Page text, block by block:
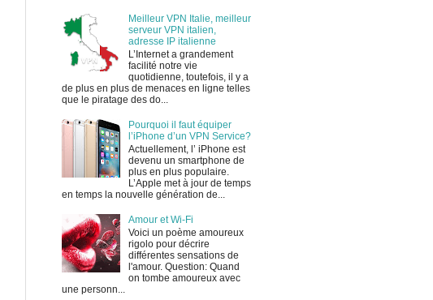
Meilleur VPN Italie, meilleur
serveur VPN italien,
adresse IP italienne
L’Internet a grandement
facilité notre vie
quotidienne, toutefois, il y a
de plus en plus de menaces en ligne telles
que le piratage des do...
Pourquoi il faut équiper
l’iPhone d’un VPN Service?
Actuellement, l’ iPhone est
devenu un smartphone de
plus en plus populaire.
L’Apple met à jour de temps
en temps la nouvelle génération de...
Amour et Wi-Fi
Voici un poème amoureux
rigolo pour décrire
différentes sensations de
l'amour. Question: Quand
on tombe amoureux avec
une personn...